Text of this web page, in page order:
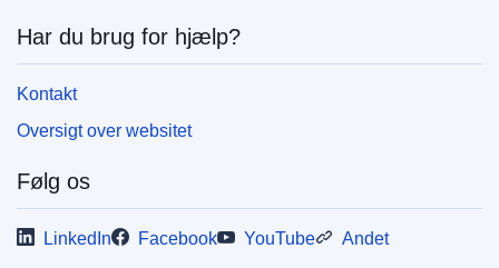
Har du brug for hjælp?
Kontakt
Oversigt over websitet
Følg os
LinkedIn Facebook YouTube Andet